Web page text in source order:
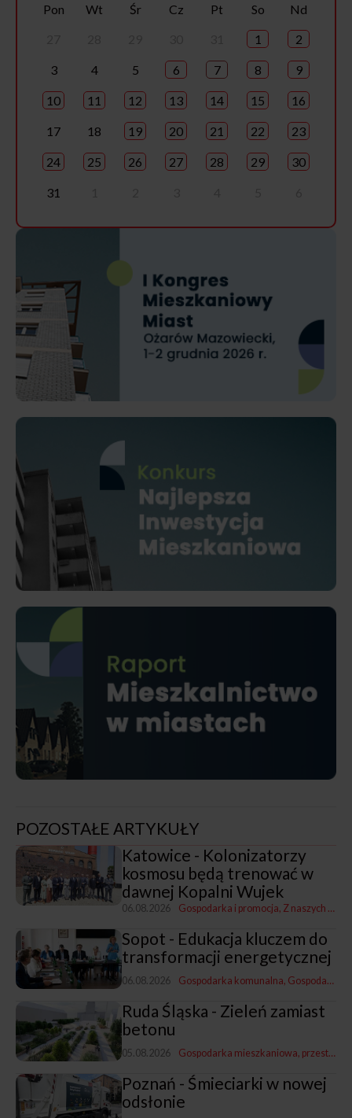
Pon Wt Śr Cz Pt So
Nd
1 2
3 4 5 6 7 8 9
10 11 12 13 14 15 16
17 18 19 20 21 22 23
24 25 26 27 28 29 30
31
POZOSTAŁE ARTYKUŁY
Katowice - Kolonizatorzy
kosmosu będą trenować w
dawnej Kopalni Wujek
06.08.2026 Gospodarka i promocja Z naszych miast
Sopot - Edukacja kluczem do
transformacji energetycznej
06.08.2026 Gospodarka komunalna Gospodarka i promocja
Ruda Śląska - Zieleń zamiast
betonu
05.08.2026 Gospodarka mieszkaniowa, przestrzenna i nieruchomościami
Poznań - Śmieciarki w nowej
odsłonie